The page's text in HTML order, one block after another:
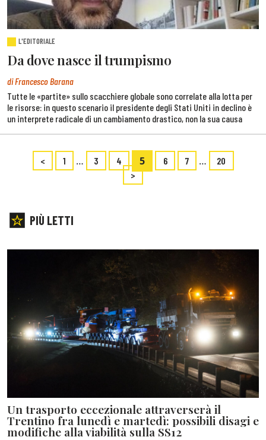
L'EDITORIALE
Da dove nasce il trumpismo
di Francesco Barana
Tutte le «partite» sullo scacchiere globale sono correlate alla lotta per
le risorse: in questo scenario il presidente degli Stati Uniti in declino è
un interprete radicale di un cambiamento drastico, non la sua causa
< 1 … 3 4 5 6 7 …
20
>
PIÙ LETTI
Un trasporto eccezionale attraverserà il
Trentino fra lunedì e martedì: possibili disagi e
modifiche alla viabilità sulla SS12